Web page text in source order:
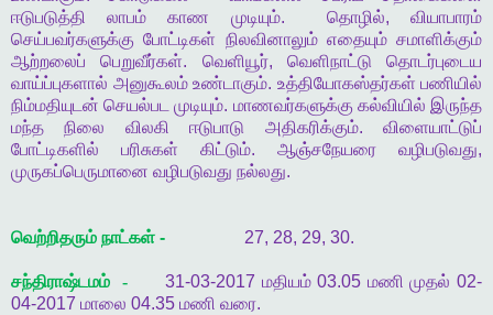
ஈடுபடுத்தி
லாபம் காண முடியும். தொழில்,வியாபாரம்
செய்பவர்களுக்கு போட்டிகள் நிலவினாலும் எதையும் சமாளிக்கும்
ஆற்றலைப்
பெறுவீர்கள். வெளியூர், வெளிநாட்டு
தொடர்புடைய
வாய்ப்புகளால் அனுகூலம் உண்டாகும். உத்தியோகஸ்தர்கள் பணியில்
நிம்மதியுடன் செயல்பட முடியும். மாணவர்களுக்கு கல்வியில் இருந்த
மந்த
நிலை விலகி ஈடுபாடு அதிகரிக்கும்.விளையாட்டுப்
போட்டிகளில்
பரிசுகள் கிட்டும். ஆஞ்சநேயரை வழிபடுவது,
முருகப்பெருமானை வழிபடுவது நல்லது.
வெற்றிதரும் நாட்கள் - 27, 28, 29, 30.
சந்திராஷ்டமம் - 31-03-2017 மதியம்03.05 மணி முதல் 02-
04-2017 மாலை 04.35 மணி வரை.